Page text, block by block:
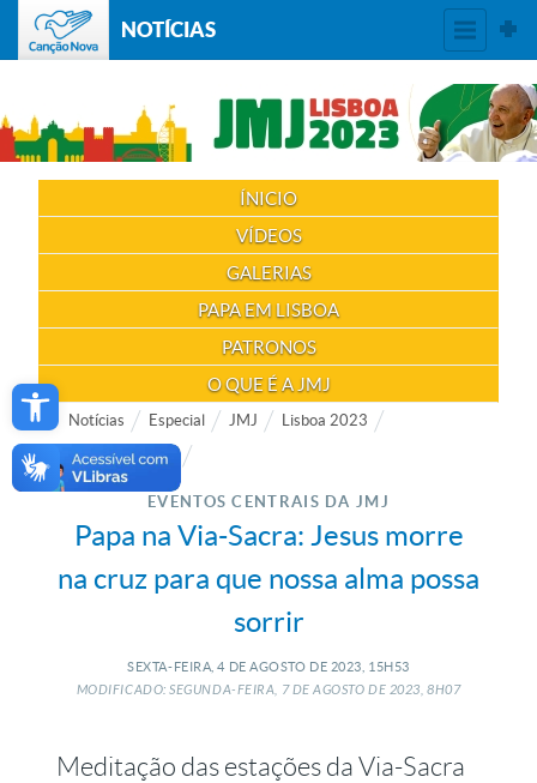
Open toolbar
NOTÍCIAS
ÍNICIO
VÍDEOS
GALERIAS
PAPA EM LISBOA
PATRONOS
O QUE É A JMJ
Notícias Especial JMJ
Lisboa 2023
Papa em Lisboa
EVENTOS CENTRAIS DA JMJ
Papa na Via-Sacra: Jesus morre
na cruz para que nossa alma possa
sorrir
SEXTA-FEIRA, 4 DE AGOSTO DE 2023, 15H53
MODIFICADO: SEGUNDA-FEIRA, 7DEAGOSTO DE 2023, 8H07
Meditação das estações da Via-Sacra